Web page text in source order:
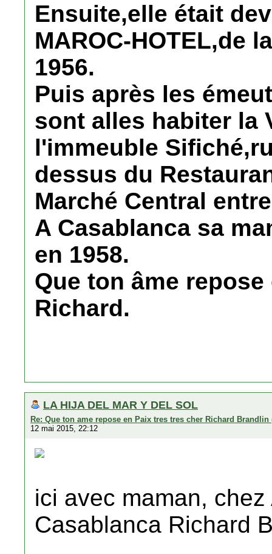
Ensuite,elle était
MAROC-HOTEL,de
1956.
Puis après les
sont alles habiter la
l'immeuble
dessus du
Marché Central
A Casablanca sa
en 1958.
Que ton âme
Richard.
LA HIJA DEL MAR Y DEL SOL
Re: Que ton ame repose en Paix tres tres cher Richard Brandlin
12 mai 2015, 22:12
ici avec maman,
Casablanca Richard